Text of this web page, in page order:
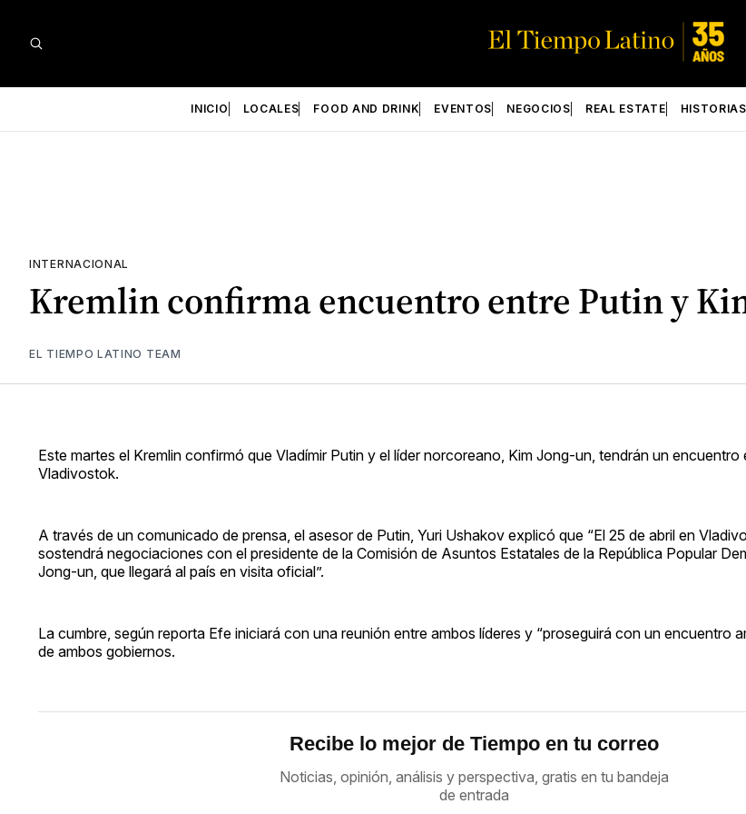
INICIO LOCALES FOOD AND DRINK EVENTOS NEGOCIOS REAL ESTATE
INTERNACIONAL
Kremlin confirma encuentro entre Putin y
EL TIEMPO LATINO TEAM
Este martes el Kremlin confirmó que Vladímir Putin y el líder norcoreano, Kim Jong-un, tendrán un encuentro
Vladivostok.
A través de un comunicado de prensa, el asesor de Putin, Yuri Ushakov explicó que “El 25 de abril en
sostendrá negociaciones con el presidente de la Comisión de Asuntos Estatales de la República Popular
Jong-un, que llegará al país en visita oficial”.
La cumbre, según reporta Efe iniciará con una reunión entre ambos líderes y “proseguirá con un encuentro
de ambos gobiernos.
Recibe lo mejor de Tiempo en tu correo
Noticias, opinión, análisis y perspectiva, gratis en tu bandeja
de entrada